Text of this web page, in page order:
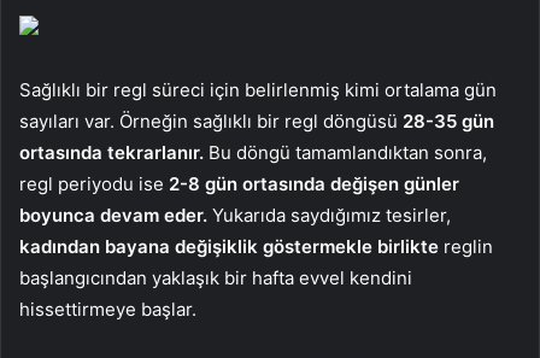
Sağlıklı bir regl süreci için belirlenmiş kimi ortalama gün
sayıları var. Örneğin sağlıklı bir regl döngüsü 28-35 gün
ortasında tekrarlanır. Bu döngü tamamlandıktan sonra,
regl periyodu ise 2-8 gün ortasında değişen günler
boyunca devam eder. Yukarıda saydığımız tesirler,
kadından bayana değişiklik göstermekle birlikte reglin
başlangıcından yaklaşık bir hafta evvel kendini
hissettirmeye başlar.